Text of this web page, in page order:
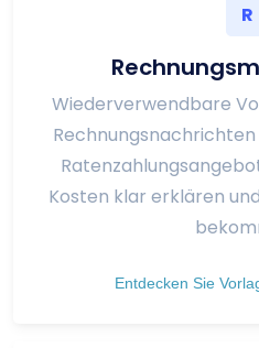
R
Wiederverwendbare
Kosten klar erklären
Entdecken Sie